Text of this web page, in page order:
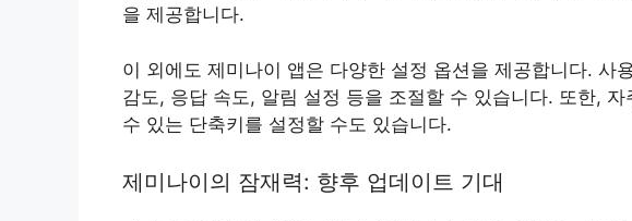
을 제공합니다.
이 외에도 제미나이 앱은 다양한 설정 옵션을 제공합니다. 사
감도, 응답 속도, 알림 설정 등을 조절할 수 있습니다. 또한,
수 있는 단축키를 설정할 수도 있습니다.
제미나이의 잠재력: 향후 업데이트 기대